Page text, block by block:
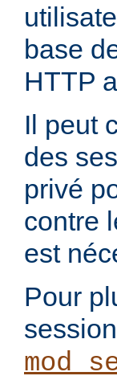
base
HTTP
Il peut
des
privé
contre
est
Pour